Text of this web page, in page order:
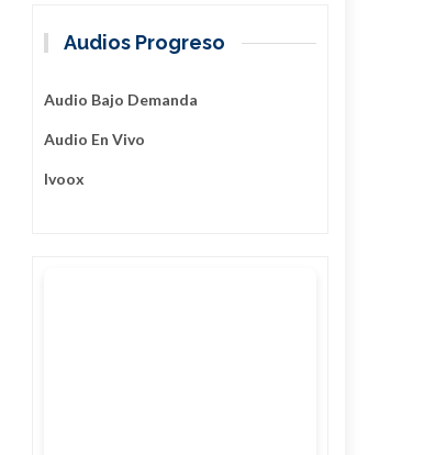
Audios Progreso
Audio Bajo Demanda
Audio En Vivo
Ivoox